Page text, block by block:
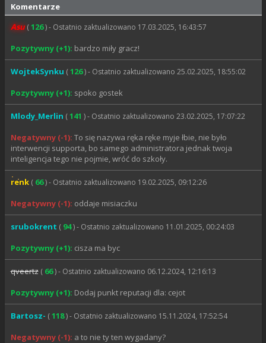
Komentarze
Asu ( 126 ) - Ostatnio zaktualizowano 17.03.2025, 16:43:57
Pozytywny (+1): bardzo miły gracz!
WojtekSynku ( 126 ) - Ostatnio zaktualizowano 25.02.2025, 18:55:02
Pozytywny (+1): spoko gostek
Mlody_Merlin ( 141 ) - Ostatnio zaktualizowano 23.02.2025, 17:07:22
Negatywny (-1): To się nazywa ręka ręke myje łbie, nie było
interwencji supporta, bo samego administratora jednak twoja
inteligencja tego nie pojmie, wróć do szkoły.
renk ( 66 ) - Ostatnio zaktualizowano 19.02.2025, 09:12:26
Negatywny (-1): oddaje misiaczku
srubokrent ( 94 ) - Ostatnio zaktualizowano 11.01.2025, 00:24:03
Pozytywny (+1): cisza ma byc
qveertz ( 66 ) - Ostatnio zaktualizowano 06.12.2024, 12:16:13
Pozytywny (+1): Dodaj punkt reputacji dla: cejot
Bartosz- ( 118 ) - Ostatnio zaktualizowano 15.11.2024, 17:52:54
Negatywny (-1): a to nie ty ten wygadany?